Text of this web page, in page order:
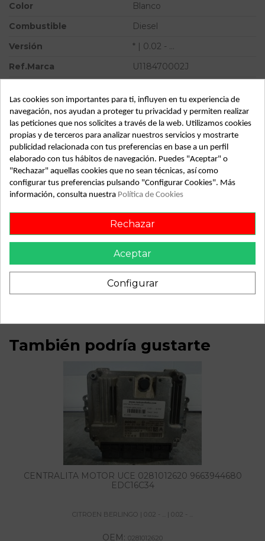
Color
Blanco
Combustible
Diesel
Versión
* | 0.02 - ...
Ref.Marca
U118470002J
Tipo vehículo
Turismo
Almacén
49349
SubAlmacén
373
SubSubAlmacén
100029484
ID: 811556
Recambio de centralita bsm para citroen berlingo | 0.02 - ...
| 0.02 - ... referencia OEM IAM BSM B2 U118470002J
También podría gustarte
CENTRALITA MOTOR UCE 0281012620 9663944680
EDC16C34
CITROEN BERLINGO | 0.02 - ... | 0.02 - ...
OEM: 0281012620
Las cookies son importantes para ti, influyen en tu experiencia de
navegación, nos ayudan a proteger tu privacidad y permiten realizar
las peticiones que nos solicites a través de la web. Utilizamos cookies
propias y de terceros para analizar nuestros servicios y mostrarte
publicidad relacionada con tus preferencias en base a un perfil
elaborado con tus hábitos de navegación. Puedes "Aceptar" o
"Rechazar" aquellas cookies que no sean técnicas, así como
configurar tus preferencias pulsando "Configurar Cookies". Más
información, consulta nuestra Política de Cookies
Rechazar
Aceptar
Configurar